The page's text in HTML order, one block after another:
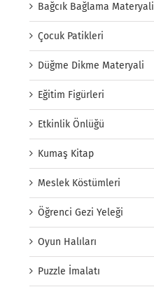
Bağcık Bağlama Materyali
Çocuk Patikleri
Düğme Dikme Materyali
Eğitim Figürleri
Etkinlik Önlüğü
Kumaş Kitap
Meslek Köstümleri
Öğrenci Gezi Yeleği
Oyun Halıları
Puzzle İmalatı